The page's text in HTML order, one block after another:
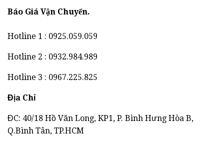
Báo Giá Vận Chuyển.
Hotline 1 : 0925.059.059
Hotline 2 : 0932.984.989
Hotline 3 : 0967.225.825
Địa Chỉ
ĐC: 40/18 Hồ Văn Long, KP1, P. Bình Hưng Hòa B,
Q.Bình Tân, TP.HCM